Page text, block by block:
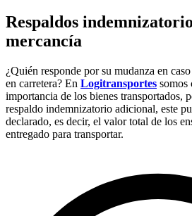
Respaldos
mercancía
¿Quién responde por su mudanza en
en carretera? En Logitransportes somos
importancia de los bienes transportados,
respaldo indemnizatorio adicional, este
declarado, es decir, el valor total de los
entregado para transportar.